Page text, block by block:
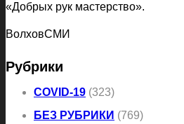
«Добрых рук мастерство».
ВолховСМИ
Рубрики
COVID-19 (323)
БЕЗ РУБРИКИ (769)